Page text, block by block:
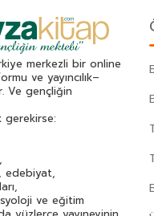
merkezli bir online
ve yayıncılık–
Ve gençliğin
gerekirse:
edebiyat,
ve eğitim